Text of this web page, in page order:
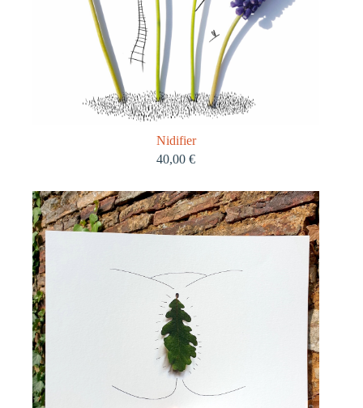
Nidifier
40,00€